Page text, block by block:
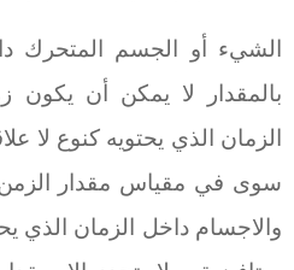
الشيء أو الجسم المتحرك
بالمقدار لا يمكن أن يكون
الزمان الذي يحتويه كنوع لا
سوى في مقياس مقدار الزمن
والاجسام داخل الزمان الذي